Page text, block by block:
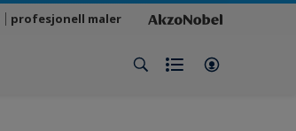
profesjonell maler